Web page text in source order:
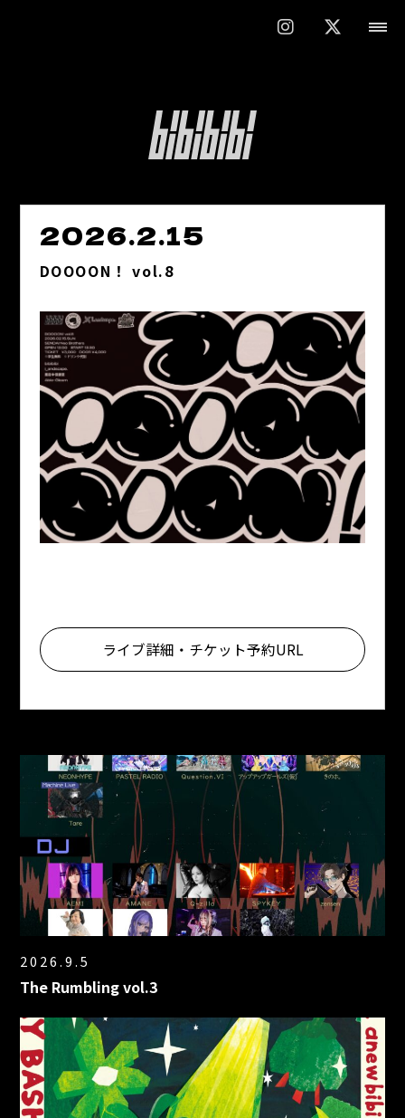
2026.2.15
DOOOON！ vol.8
ライブ詳細・チケット予約URL
2026.9.5
The Rumbling vol.3